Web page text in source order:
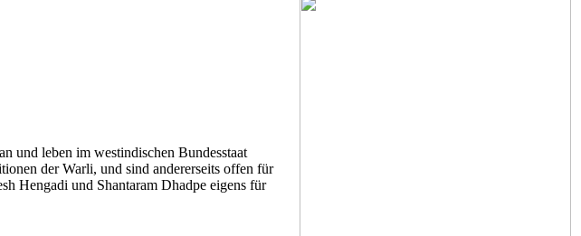
und leben im westindischen Bundesstaat
der Warli, und sind andererseits offen für
Hengadi und Shantaram Dhadpe eigens für